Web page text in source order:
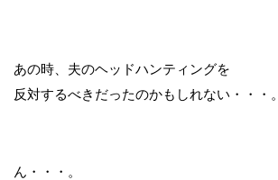
あの時、夫のヘッドハンティングを
反対するべきだったのかもしれない・・・。
ん・・・。